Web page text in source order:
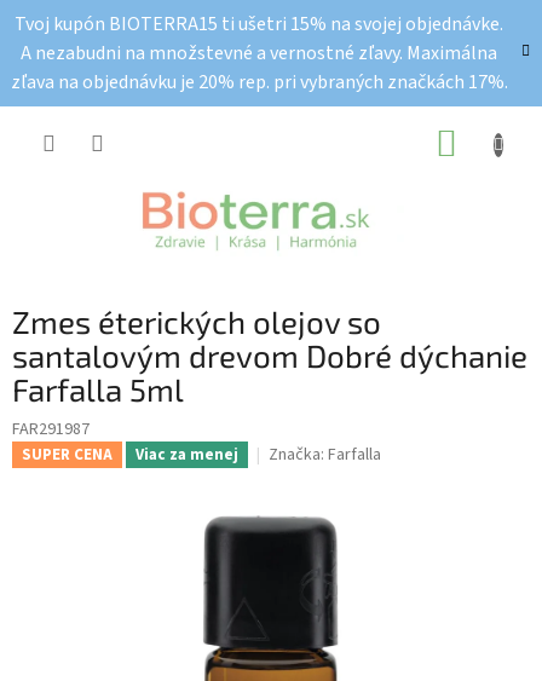
obsah
Tvoj kupón BIOTERRA15 ti ušetri 15% na svojej objednávke.
A nezabudni na množstevné a vernostné zľavy. Maximálna
zľava na objednávku je 20% rep. pri vybraných značkách 17%.
Zmes éterických olejov so
santalovým drevom Dobré dýchanie
Farfalla 5ml
FAR291987
SUPER CENA Viac za menej Značka: Farfalla